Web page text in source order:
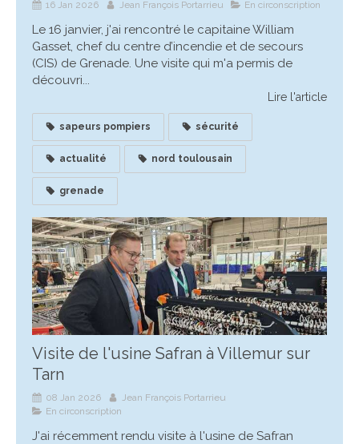
16 Jan 2026 Jean François Portarrieu En circonscription
Le 16 janvier, j'ai rencontré le capitaine William
Gasset, chef du centre d’incendie et de secours
(CIS) de Grenade. Une visite qui m'a permis de
découvri...
Lire l'article
sapeurs pompiers sécurité
actualité nord toulousain
grenade
Visite de l'usine Safran à Villemur sur
Tarn
08 Jan 2026
Jean François Portarrieu
En circonscription
J'ai récemment rendu visite à l'usine de Safran